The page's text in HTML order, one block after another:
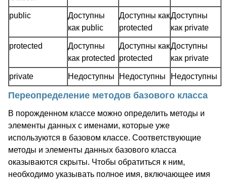
public
Доступны
как public
Доступны как
protected
Доступны
как private
protected
Доступны
как protected
Доступны как
protected
Доступны
как private
private Недоступны Недоступны Недоступны
Переопределение методов базового класса
В порожденном классе можно определить методы и
элементы данных с именами, которые уже
используются в базовом классе. Соответствующие
методы и элементы данных базового класса
оказываются скрыты. Чтобы обратиться к ним,
необходимо указывать полное имя, включающее имя